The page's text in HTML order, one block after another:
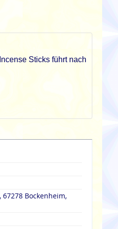
Sticks führt nach
Bockenheim,